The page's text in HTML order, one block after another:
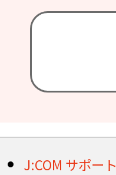
J:COM サポート